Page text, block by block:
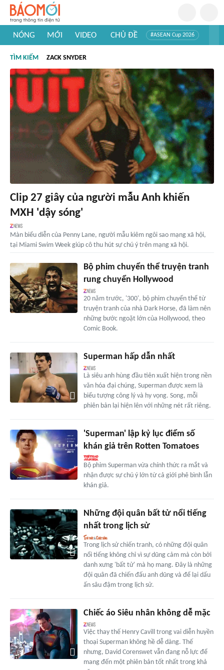
NÓNG MỚI VIDEO CHỦ ĐỀ #ASEAN Cup 2026
#Khám phá thế giới
TÌM KIẾM ZACK SNYDER
Clip 27 giây của người mẫu Anh khiến
MXH 'dậy sóng'
Màn biểu diễn của Penny Lane, người mẫu kiêm ngôi sao mạng xã hội,
tại Miami Swim Week giúp cô thu hút sự chú ý trên mạng xã hội.
Bộ phim chuyển thể truyện tranh
rung chuyển Hollywood
20 năm trước, '300', bộ phim chuyển thể từ
truyện tranh của nhà Dark Horse, đã làm nên
những bước ngoặt lớn của Hollywood, theo
Comic Book.
Superman hấp dẫn nhất
Là siêu anh hùng đầu tiên xuất hiện trong nền
văn hóa đại chúng, Superman được xem là
biểu tượng công lý và hy vọng. Song, mỗi
phiên bản lại hiện lên với những nét rất riêng.
'Superman' lập kỷ lục điểm số
khán giả trên Rotten Tomatoes
Bộ phim Superman vừa chính thức ra mắt và
nhận được sự chú ý lớn từ cả giới phê bình lẫn
khán giả.
Những đội quân bất tử nổi tiếng
nhất trong lịch sử
Trong lịch sử chiến tranh, có những đội quân
nổi tiếng không chỉ vì sự dũng cảm mà còn bởi
danh xưng 'bất tử' mà họ mang. Đây là những
đội quân đã chiến đấu anh dũng và để lại dấu
ấn sâu đậm trong lịch sử.
Chiếc áo Siêu nhân không dễ mặc
Việc thay thế Henry Cavill trong vai diễn huyền
thoại Superman không hề dễ dàng. Thế
nhưng, David Corenswet vẫn đang nỗ lực để
mang đến một phiên bản tốt nhất trong khả